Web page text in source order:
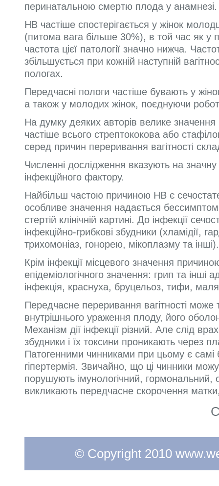
перинатальною смертю плода у анамнезі.
НВ частіше спостерігається у жінок
(питома вага більше 30%), в той час як у
частота цієї патології значно нижча.
збільшується при кожній наступній
пологах.
Передчасні пологи частіше бувають у
а також у молодих жінок, поєднуючи
На думку деяких авторів велике значення
частіше всього стрептококова або
серед причин переривання вагітності
Численні дослідження вказують на значну
інфекційного фактору.
Найбільш частою причиною НВ є
особливе значення надається
стертій клінічній картині. До інфекції
інфекційно-грибкові збудники (хламідії,
трихомоніаз, гонорею, мікоплазму та інші).
Крім інфекції місцевого значення
епідеміологічного значення: грип та інші
інфекція, краснуха, бруцельоз, тифи,
Передчасне переривання вагітності може
внутрішнього ураження плоду, його
Механізм дії інфекції різний. Але слід
збудники і їх токсини проникають через
Патогенними чинниками при цьому є самі
гіпертермія. Звичайно, що ці чинники
порушують імунологічний, гормональний,
викликають передчасне скорочення
© Copyright 2010